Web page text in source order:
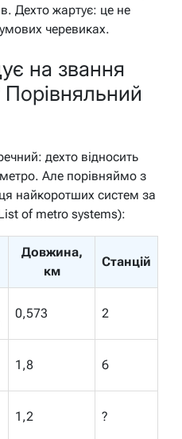
Дехто жартує: це не
черевиках.
на звання
дехто відносить
Але порівняймо з
найкоротших систем за
of metro systems):
Довжина,
км
Станцій
0,573 2
1,8 6
1,2 ?